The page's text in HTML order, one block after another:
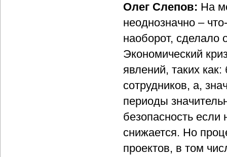
Олег Слепов: На
неоднозначно –
наоборот, сделало
Экономический
явлений, таких
сотрудников, а,
периоды
безопасность если
снижается. Но
проектов, в том